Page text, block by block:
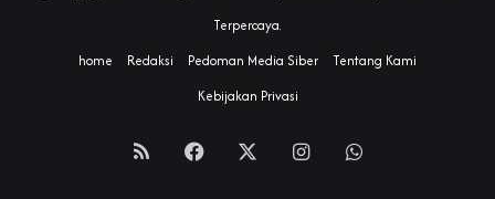
Terpercaya.
home
Redaksi Pedoman Media Siber
Tentang Kami
Kebijakan Privasi
RSS Facebook InstagramWhatsApp